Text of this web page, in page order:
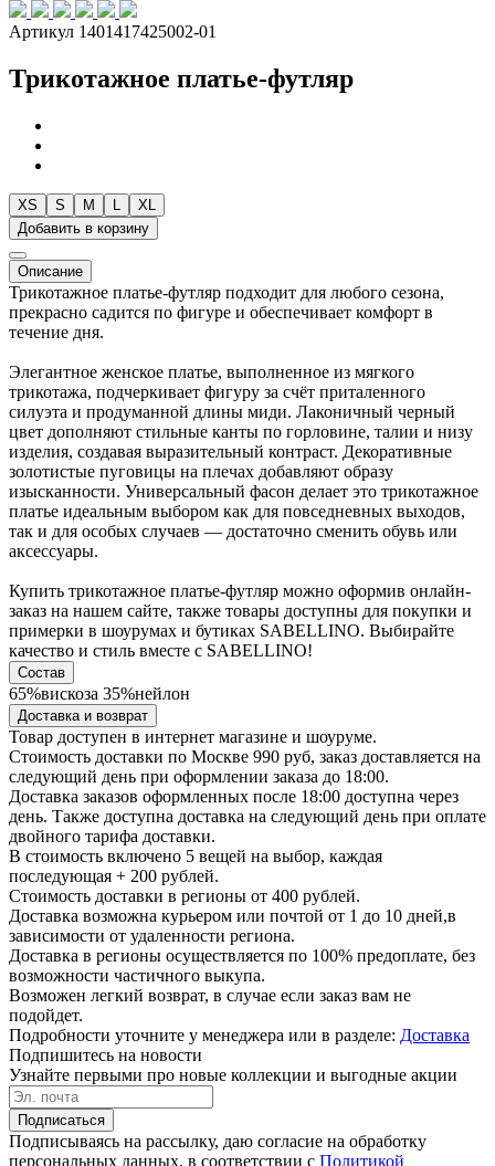
Артикул 1401417425002-01
Трикотажное платье-футляр
XS S M
XL
Добавить в корзину
Описание
Трикотажное платье-футляр подходит для любого сезона,
прекрасно садится по фигуре и обеспечивает комфорт в
течение дня.
Элегантное женское платье, выполненное из мягкого
трикотажа, подчеркивает фигуру за счёт приталенного
силуэта и продуманной длины миди. Лаконичный черный
цвет дополняют стильные канты по горловине, талии и низу
изделия, создавая выразительный контраст. Декоративные
золотистые пуговицы на плечах добавляют образу
изысканности. Универсальный фасон делает это трикотажное
платье идеальным выбором как для повседневных выходов,
так и для особых случаев — достаточно сменить обувь или
аксессуары.
Купить трикотажное платье-футляр можно оформив онлайн-
заказ на нашем сайте, также товары доступны для покупки и
примерки в шоурумах и бутиках SABELLINO. Выбирайте
качество и стиль вместе с SABELLINO!
Состав
65%вискоза 35%нейлон
Доставка и возврат
Товар доступен в интернет магазине и шоуруме.
Стоимость доставки по Москве 990 руб, заказ доставляется на
следующий день при оформлении заказа до 18:00.
Доставка заказов оформленных после 18:00 доступна через
день. Также доступна доставка на следующий день при оплате
двойного тарифа доставки.
В стоимость включено 5 вещей на выбор, каждая
последующая + 200 рублей.
Стоимость доставки в регионы от 400 рублей.
Доставка возможна курьером или почтой от 1 до 10 дней,в
зависимости от удаленности региона.
Доставка в регионы осуществляется по 100% предоплате, без
возможности частичного выкупа.
Возможен легкий возврат, в случае если заказ вам не
подойдет.
Подробности уточните у менеджера или в разделе: Доставка
Подпишитесь на новости
Узнайте первыми про новые коллекции и выгодные акции
Подписаться
Подписываясь на рассылку, даю согласие на обработку
персональных данных, в соответствии с Политикой